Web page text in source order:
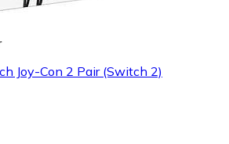
Joy-Con 2 Pair (Switch 2)